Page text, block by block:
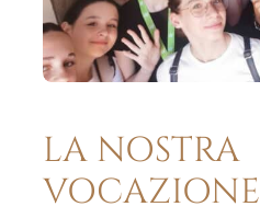
LA NOSTRA
VOCAZIONE